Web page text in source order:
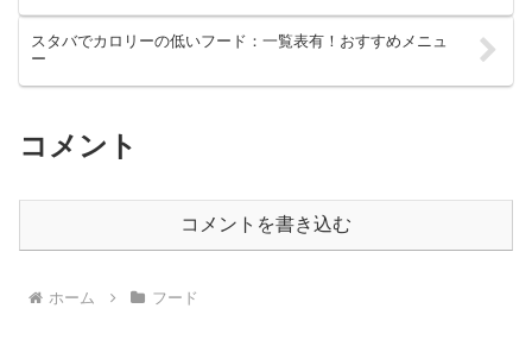
スタバでカロリーの低いフード：一覧表有！おすすめメニュ
ー
コメント
コメントを書き込む
ホーム フード